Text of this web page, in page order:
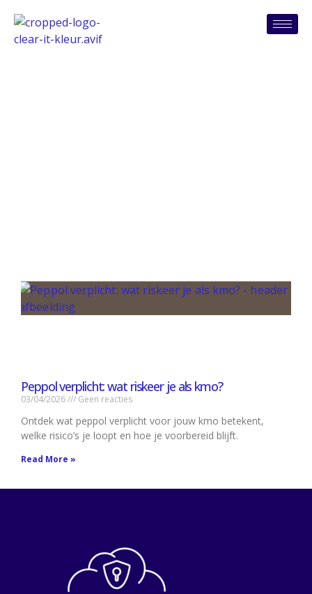
Peppol verplicht: wat riskeer je als kmo?
03/04/2026 Geen reacties
Ontdek wat peppol verplicht voor jouw kmo betekent,
welke risico’s je loopt en hoe je voorbereid blijft.
Read More »